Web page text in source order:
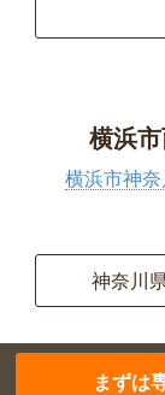
横浜
横浜市神奈
神奈川
まずは